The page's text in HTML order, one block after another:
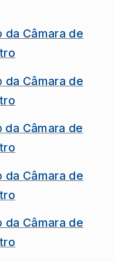
da Câmara de
da Câmara de
da Câmara de
da Câmara de
da Câmara de